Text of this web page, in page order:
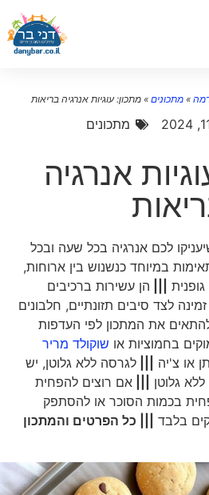
»מתכונים»מתכון: עוגיות אנרגיה בריאות
מתכונים
אנרגיה
לכם אנרגיה בכל שעה ובכל
במיוחד כנשנוש בין ארוחות,
|||
הן עשירות ברכיבים
לצד סיבים תזונתיים, חלבונים
את המתכון לפי העדפות
בחמוציות או שוקולד מריר
צ'יה|||
לגרסה ללא גלוטן, יש
גלוטן|||
אם רוצים להפחית
בכמות הסוכר או להסתפק
בלבד||| כל הפרטים והמתכון